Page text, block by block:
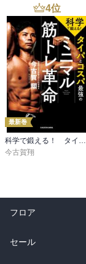
4位
最新巻
科学で鍛える！ タイパとコスパ最強のミニマル筋トレ革命
今古賀翔
フロア
総合
セール